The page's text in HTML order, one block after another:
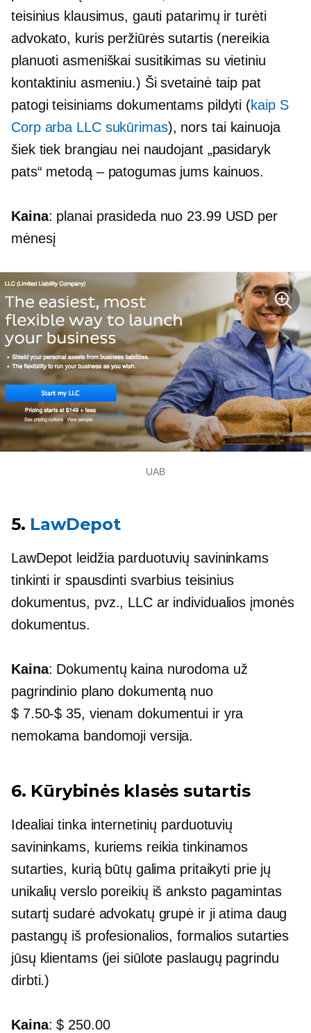
teisinius klausimus, gauti patarimų ir turėti
advokato, kuris peržiūrės sutartis (nereikia
planuotiasmeniškai susitikimas su vietiniu
kontaktiniu asmeniu.) Ši svetainė taip pat
patogi teisiniams dokumentams pildyti (kaip S
Corp arba LLC sukūrimas), nors tai kainuoja
šiek tiek brangiau nei naudojant „pasidaryk
pats“ metodą – patogumas jums kainuos.
Kaina: planai prasideda nuo 23.99 USD per
mėnesį
UAB
5. LawDepot
LawDepot leidžia parduotuvių savininkams
tinkinti ir spausdinti svarbius teisinius
dokumentus, pvz., LLC ar individualios įmonės
dokumentus.
Kaina: Dokumentų kaina nurodoma už
pagrindinio plano dokumentą nuo
$ 7.50-$ 35, vienam dokumentui ir yra
nemokama bandomoji versija.
6. Kūrybinės klasės sutartis
Idealiai tinka internetinių parduotuvių
savininkams, kuriems reikia tinkinamos
sutarties, kurią būtų galima pritaikyti prie jų
unikalių verslo poreikių iš anksto pagamintas
sutartį sudarė advokatų grupė ir ji atima daug
pastangų iš profesionalios, formalios sutarties
jūsų klientams (jei siūlote paslaugų pagrindu
dirbti.)
Kaina: $ 250.00